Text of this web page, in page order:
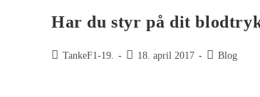
Har du styr på dit
TankeF1-19. 18. april 2017 Blog